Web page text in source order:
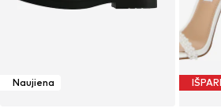
Naujiena